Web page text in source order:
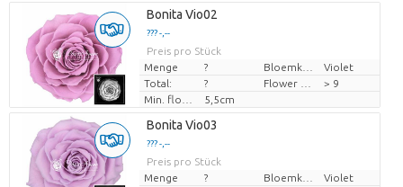
Bonita Vio02
??? -,--
Preis pro Stück
Menge
?
Violet
Total:
?
> 9
5,5cm
Bonita Vio03
??? -,--
Preis pro Stück
Menge
?
Violet